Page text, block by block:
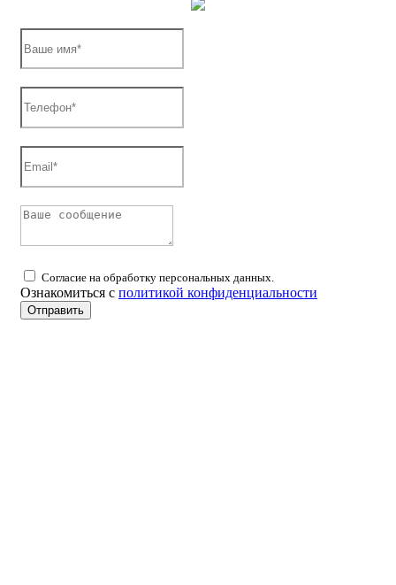
Согласие на обработку персональных данных.
Ознакомиться с политикой конфиденциальности